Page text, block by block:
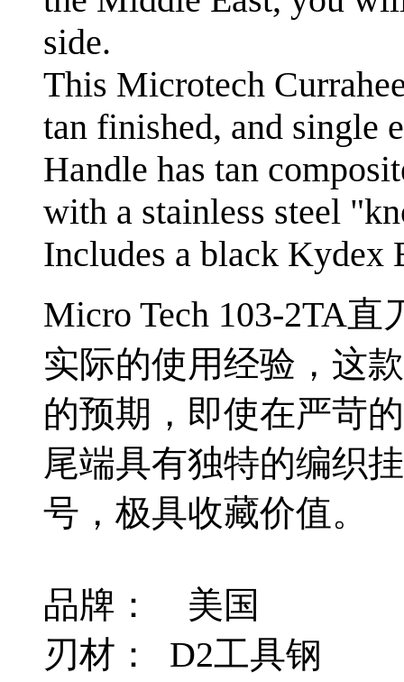
side.
This Microtech
tan finished, and single
Handle has tan
with a stainless steel
Includes a black Kydex
Micro Tech 103-2TA
实际的使用经验，这
的预期，即使在严苛
尾端具有独特的编织
号，极具收藏价值。
品牌： 美国
刃材： D2工具钢